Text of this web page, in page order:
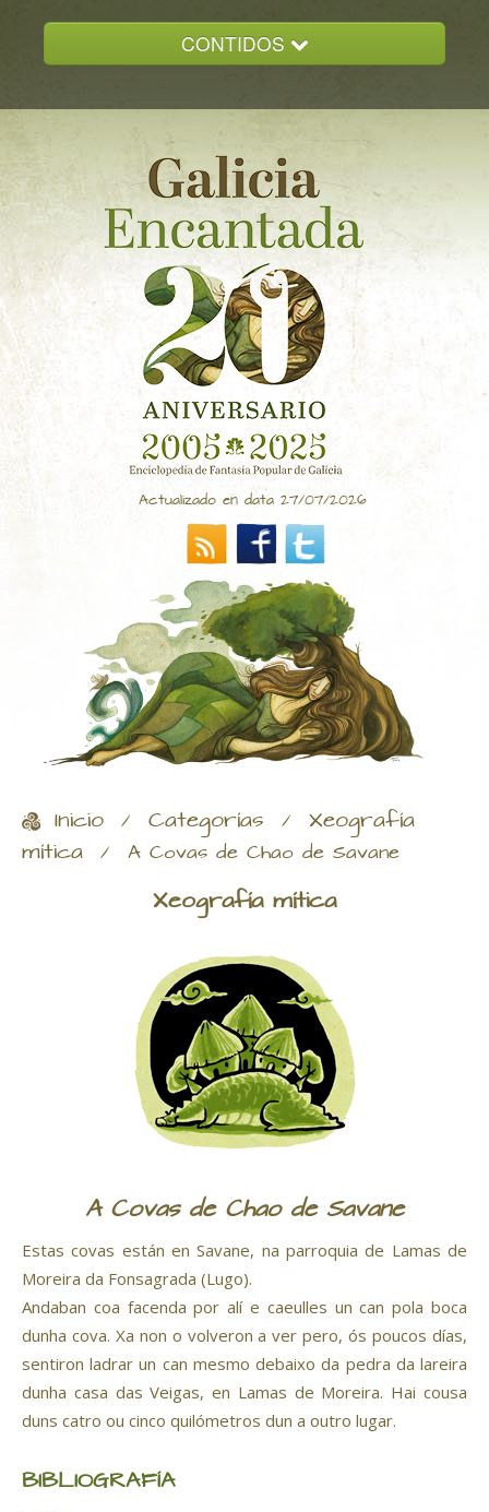
CONTIDOS
GALICIA ENCANTADA
DOCUMENTACION
NOVAS
CONTACTO
Actualizado en data 27/07/2026
Inicio / Categorías / Xeografía
mítica / A Covas de Chao de Savane
Xeografía mítica
A Covas de Chao de Savane
Estas covas están en Savane, na parroquia de Lamas de
Moreira da Fonsagrada (Lugo).
Andaban coa facenda por alí e caeulles un can pola boca
dunha cova. Xa non o volveron a ver pero, ós poucos días,
sentiron ladrar un can mesmo debaixo da pedra da lareira
dunha casa das Veigas, en Lamas de Moreira. Hai cousa
duns catro ou cinco quilómetros dun a outro lugar.
BIBLIOGRAFÍA